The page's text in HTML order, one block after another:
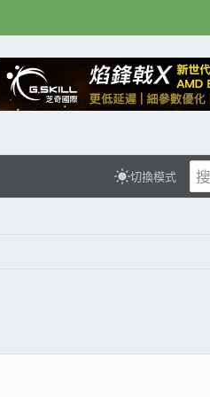
切換模式